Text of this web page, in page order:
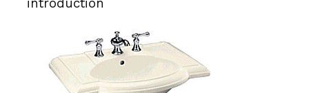
introduction